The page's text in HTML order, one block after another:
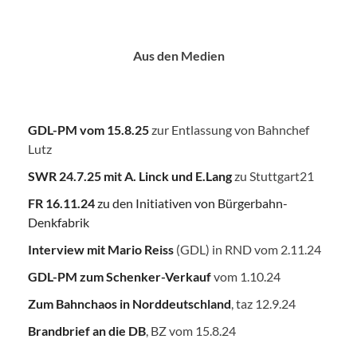
Aus den Medien
GDL-PM vom 15.8.25zur Entlassung von Bahnchef
Lutz
SWR 24.7.25 mit A. Linck und E.Langzu Stuttgart21
FR 16.11.24zu den Initiativen von Bürgerbahn-
Denkfabrik
Interview mit Mario Reiss (GDL) in RND vom 2.11.24
GDL-PM zum Schenker-Verkaufvom 1.10.24
Zum Bahnchaos in Norddeutschland , taz 12.9.24
Brandbrief an die DB , BZ vom 15.8.24